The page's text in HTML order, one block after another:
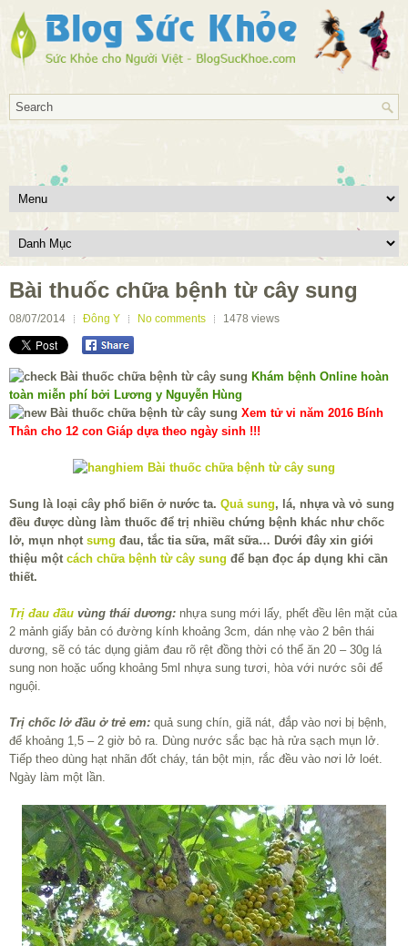
Bài thuốc chữa bệnh từ cây sung
08/07/2014 Đông Y No comments 1478 views
Khám bệnh Online hoàn
toàn miễn phí bởi Lương y Nguyễn Hùng
Xem tử vi năm 2016 Bính
Thân cho 12 con Giáp dựa theo ngày sinh !!!
Sung là loại cây phổ biến ở nước ta. Quả sung, lá, nhựa và vỏ sung
đều được dùng làm thuốc để trị nhiều chứng bệnh khác như chốc
lở, mụn nhọt sưng đau, tắc tia sữa, mất sữa… Dưới đây xin giới
thiệu một cách chữa bệnh từ cây sung để bạn đọc áp dụng khi cần
thiết.
Trị đau đầu vùng thái dương: nhựa sung mới lấy, phết đều lên mặt của
2 mảnh giấy bản có đường kính khoảng 3cm, dán nhẹ vào 2 bên thái
dương, sẽ có tác dụng giảm đau rõ rệt đồng thời có thể ăn 20 – 30g lá
sung non hoặc uống khoảng 5ml nhựa sung tươi, hòa với nước sôi để
nguội.
Trị chốc lở đầu ở trẻ em: quả sung chín, giã nát, đắp vào nơi bị bệnh,
để khoảng 1,5 – 2 giờ bỏ ra. Dùng nước sắc bạc hà rửa sạch mụn lở.
Tiếp theo dùng hạt nhãn đốt cháy, tán bột mịn, rắc đều vào nơi lở loét.
Ngày làm một lần.